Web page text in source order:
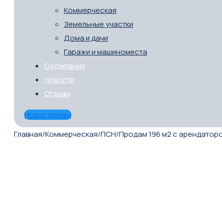
Коммерческая
Земельные участки
Дома и дачи
Гаражи и машиноместа
О компании
Новости
Отзывы
Новостройки
Главная/Коммерческая/ПСН/Продам 196 м2 с